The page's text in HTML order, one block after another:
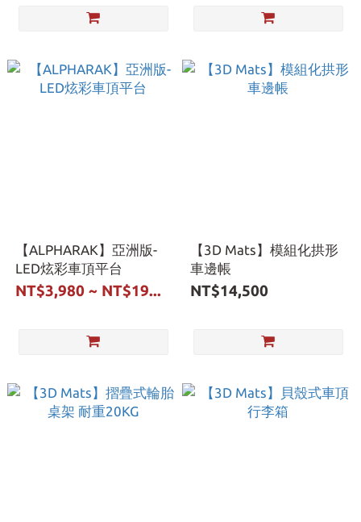
【ALPHARAK】亞洲版-
LED炫彩車頂平台
NT$3,980 ~ NT$19...
【3D Mats】模組化拱形
車邊帳
NT$14,500